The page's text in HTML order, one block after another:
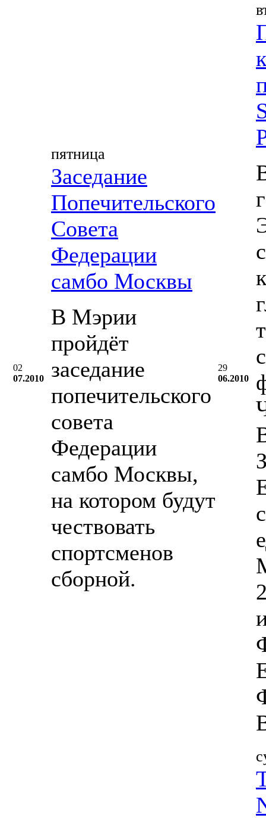
02
07.2010
пятница
Заседание
Попечительского
Совета
Федерации
самбо Москвы
В Мэрии
пройдёт
заседание
попечительского
совета
Федерации
самбо Москвы,
на котором будут
чествовать
спортсменов
сборной.
29
06.2010